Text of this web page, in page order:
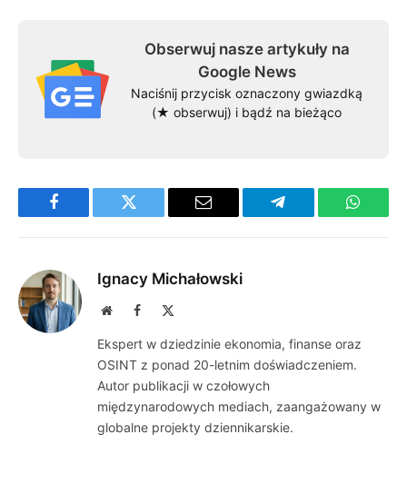
Obserwuj nasze artykuły na
Google News
Naciśnij przycisk oznaczony gwiazdką
(★ obserwuj) i bądź na bieżąco
Facebook Twitter Email Telegram
Ignacy Michałowski
WebsiteFacebook
Ekspert w dziedzinie ekonomia, finanse oraz
OSINT z ponad 20-letnim doświadczeniem.
Autor publikacji w czołowych
międzynarodowych mediach, zaangażowany w
globalne projekty dziennikarskie.